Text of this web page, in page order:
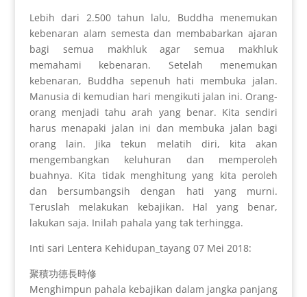
Lebih dari 2.500 tahun lalu, Buddha menemukan
kebenaran alam semesta dan membabarkan ajaran
bagi semua makhluk agar semua makhluk
memahami kebenaran. Setelah menemukan
kebenaran, Buddha sepenuh hati membuka jalan.
Manusia di kemudian hari mengikuti jalan ini. Orang-
orang menjadi tahu arah yang benar. Kita sendiri
harus menapaki jalan ini dan membuka jalan bagi
orang lain. Jika tekun melatih diri, kita akan
mengembangkan keluhuran dan memperoleh
buahnya. Kita tidak menghitung yang kita peroleh
dan bersumbangsih dengan hati yang murni.
Teruslah melakukan kebajikan. Hal yang benar,
lakukan saja. Inilah pahala yang tak terhingga.
Inti sari Lentera Kehidupan_tayang 07 Mei 2018:
聚積功德長時修
Menghimpun pahala kebajikan dalam jangka panjang